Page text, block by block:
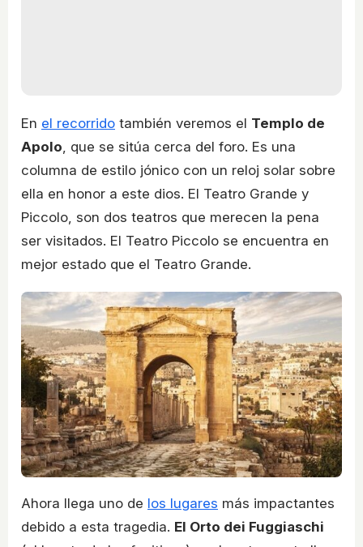
En el recorrido también veremos el Templo de
Apolo, que se sitúa cerca del foro. Es una
columna de estilo jónico con un reloj solar sobre
ella en honor a este dios. El Teatro Grande y
Piccolo, son dos teatros que merecen la pena
ser visitados. El Teatro Piccolo se encuentra en
mejor estado que el Teatro Grande.
Ahora llega uno de los lugares más impactantes
debido a esta tragedia. El Orto dei Fuggiaschi